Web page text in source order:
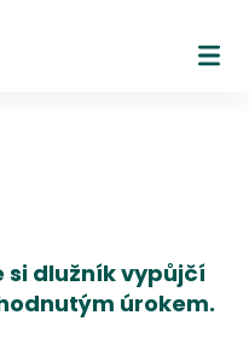
si dlužník vypůjčí
úrokem.